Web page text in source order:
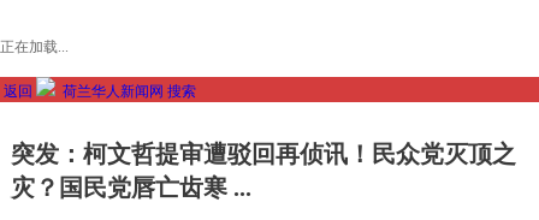
正在加载...
返回 荷兰华人新闻网 搜索
突发：柯文哲提审遭驳回再侦讯！民众党灭顶之
灾？国民党唇亡齿寒 ...